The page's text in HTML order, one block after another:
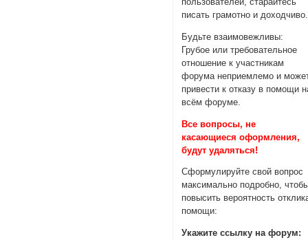
писать грамотно и доходчиво.
Будьте взаимовежливы:
Грубое или требовательное
отношение к участникам
форума неприемлемо и
привести к отказу в помощи
всём форуме.
Все вопросы, не
касающиеся оформления,
будут удаляться!
Сформулируйте свой вопрос
максимально подробно,
повысить вероятность
помощи:
Укажите ссылку на форум: